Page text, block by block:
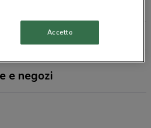
Tutti i negozi Medi-Market
e negozi
Accetto